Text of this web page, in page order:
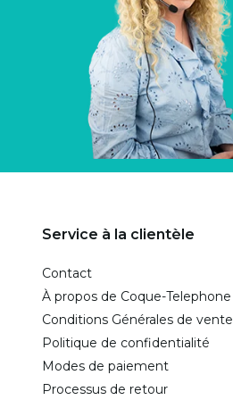
Service à la clientèle
Contact
À propos de Coque-Telephone
Conditions Générales de vente
Politique de confidentialité
Modes de paiement
Processus de retour